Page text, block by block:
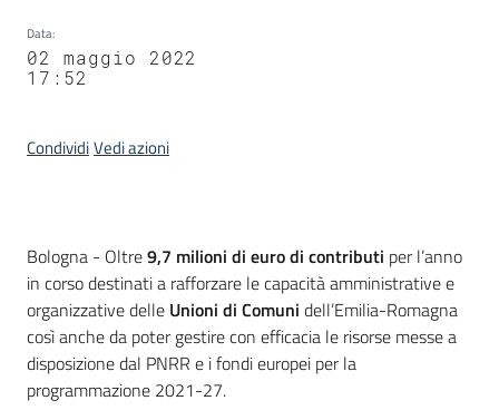
Data:
02 maggio 2022
17:52
CondividiVedi azioni
Contenuto
Bologna - Oltre9,7 milioni di euro di contributi per l’anno
in corso destinati a rafforzare le capacità amministrative e
organizzative delle Unioni di Comuni dell’Emilia-Romagna
così anche da poter gestire con efficacia le risorse messe a
disposizione dal PNRR e i fondi europei per la
programmazione 2021-27.